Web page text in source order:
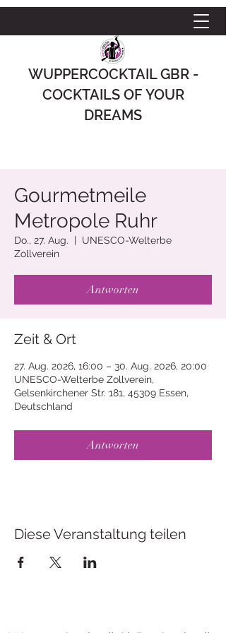
WUPPERCOCKTAIL GBR -
COCKTAILS OF YOUR
DREAMS
Gourmetmeile
Metropole Ruhr
Do., 27. Aug.
  |
UNESCO-Welterbe
Zollverein
Antworten
Zeit & Ort
27. Aug. 2026, 16:00 – 30. Aug. 2026, 20:00
UNESCO-Welterbe Zollverein,
Gelsenkirchener Str. 181, 45309 Essen,
Deutschland
Antworten
Diese Veranstaltung teilen